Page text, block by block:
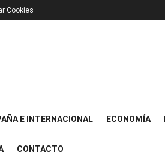
Cookies
E INTERNACIONAL ECONOMÍA
CONTACTO